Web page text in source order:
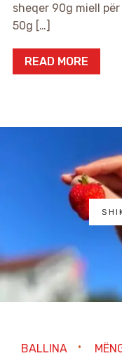
sheqer 90g miell
50g […]
READ MORE
BALLINA